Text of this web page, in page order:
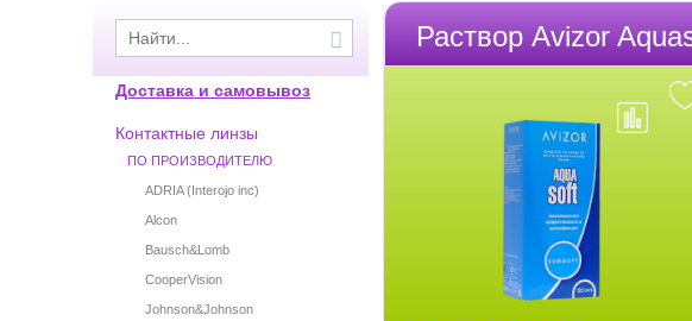
Доставка и самовывоз
Контактные линзы
ПО ПРОИЗВОДИТЕЛЮ
ADRIA (Interojo inc)
Alcon
Bausch&Lomb
CooperVision
Johnson&Johnson
Раствор Avizor